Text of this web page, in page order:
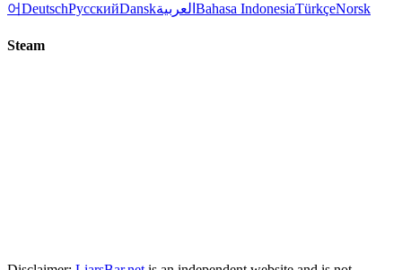
어DeutschРусскийDanskالعربية Bahasa IndonesiaTürkçeNorsk
Steam